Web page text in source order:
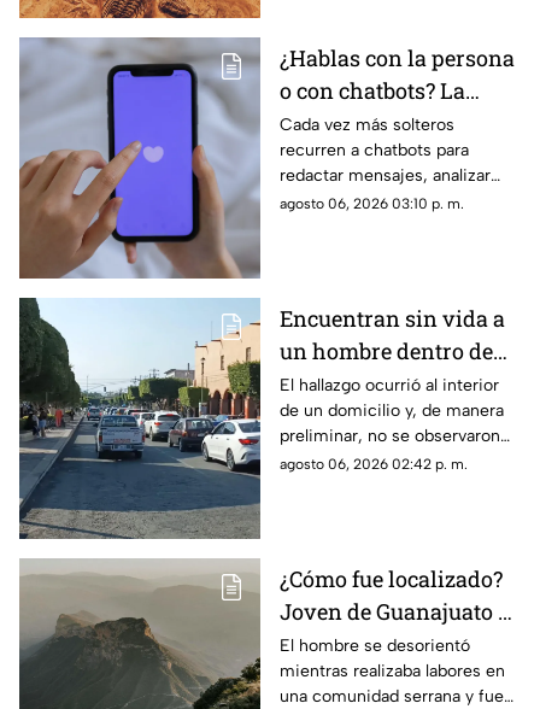
¿Hablas con la persona
o con chatbots? La
verdad sobre el
‘Chatfishing’ en el
coqueteo digital
Cada vez más solteros
recurren a chatbots para
redactar mensajes, analizar
perfiles y coquetear en
agosto 06, 2026 03:10 p. m.
Encuentran sin vida a
un hombre dentro de
una casa en esta zona
de Querétaro
El hallazgo ocurrió al interior
de un domicilio y, de manera
preliminar, no se observaron
huellas de violencia en el
agosto 06, 2026 02:42 p. m.
¿Cómo fue localizado?
Joven de Guanajuato es
encontrado en la Sierra
Gorda de Querétaro
El hombre se desorientó
mientras realizaba labores en
una comunidad serrana y fue